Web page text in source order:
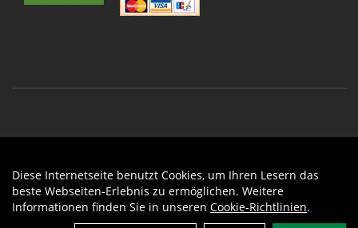
Diese Internetseite benutzt Cookies, um Ihren Lesern das
beste Webseiten-Erlebnis zu ermöglichen. Weitere
Informationen finden Sie in unseren Cookie-Richtlinien.
Auftrag widerrufen